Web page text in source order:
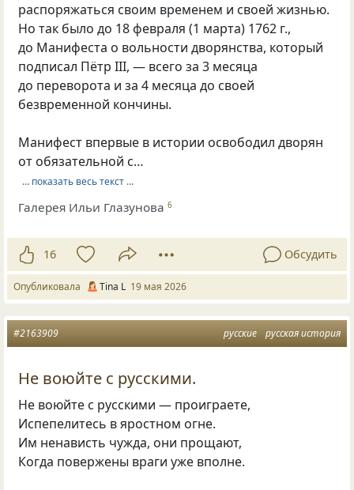
распоряжаться своим временем и своей жизнью.
Но так было до 18 февраля (1 марта) 1762 г.,
до Манифеста о вольности дворянства, который
подписал Пётр III, — всего за 3 месяца
до переворота и за 4 месяца до своей
безвременной кончины.
Манифест впервые в истории освободил дворян
от обязательной с…
… показать весь текст …
Галерея Ильи Глазунова 6
16 Обсудить
Опубликовала Tina L 19 мая 2026
русские русская история
#2163909
Не воюйте с русскими.
Не воюйте с русскими — проиграете,
Испепелитесь в яростном огне.
Им ненависть чужда, они прощают,
Когда повержены враги уже вполне.